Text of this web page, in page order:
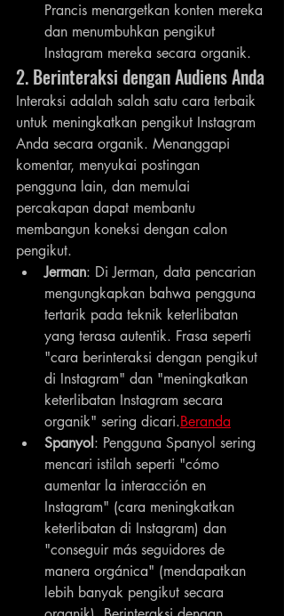
Prancis menargetkan konten mereka
dan menumbuhkan pengikut
Instagram mereka secara organik.
2. Berinteraksi dengan Audiens Anda
Interaksi adalah salah satu cara terbaik
untuk meningkatkan pengikut Instagram
Anda secara organik. Menanggapi
komentar, menyukai postingan
pengguna lain, dan memulai
percakapan dapat membantu
membangun koneksi dengan calon
pengikut.
Jerman: Di Jerman, data pencarian
mengungkapkan bahwa pengguna
tertarik pada teknik keterlibatan
yang terasa autentik. Frasa seperti
"cara berinteraksi dengan pengikut
di Instagram" dan "meningkatkan
keterlibatan Instagram secara
organik" sering dicari.Beranda
Spanyol: Pengguna Spanyol sering
mencari istilah seperti "cómo
aumentar la interacción en
Instagram" (cara meningkatkan
keterlibatan di Instagram) dan
"conseguir más seguidores de
manera orgánica" (mendapatkan
lebih banyak pengikut secara